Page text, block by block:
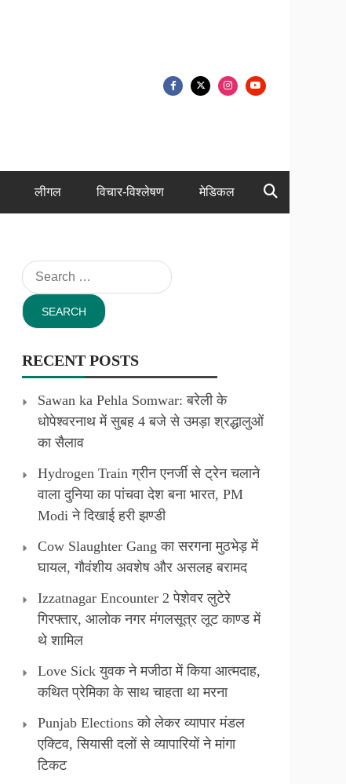
लीगल विचार-विश्लेषण मेडिकल
Search
for:
RECENT POSTS
Sawan ka Pehla Somwar: बरेली के
धोपेश्वरनाथ में सुबह 4 बजे से उमड़ा श्रद्धालुओं
का सैलाव
Hydrogen Train ग्रीन एनर्जी से ट्रेन चलाने
वाला दुनिया का पांचवा देश बना भारत, PM
Modi ने दिखाई हरी झण्डी
Cow Slaughter Gang का सरगना मुठभेड़ में
घायल, गौवंशीय अवशेष और असलह बरामद
Izzatnagar Encounter 2 पेशेवर लुटेरे
गिरफ्तार, आलोक नगर मंगलसूत्र लूट काण्‍ड में
थे शामिल
Love Sick युवक ने मजीठा में किया आत्मदाह,
कथित प्रेमिका के साथ चाहता था मरना
Punjab Elections को लेकर व्यापार मंडल
एक्टिव, सियासी दलों से व्यापारियों ने मांगा
टिकट